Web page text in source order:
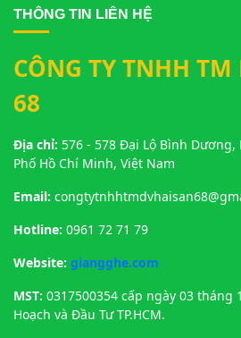
THÔNG TIN LIÊN HỆ
CÔNG TY TNHH
68
Địa chỉ: 576 - 578 Đại Lộ Bình
Phố Hồ Chí Minh, Việt Nam
Email:
Hotline: 0961 72 71 79
Website: giangghe.com
MST: 0317500354 cấp ngày 03 tháng
Hoạch và Đầu Tư TP.HCM.